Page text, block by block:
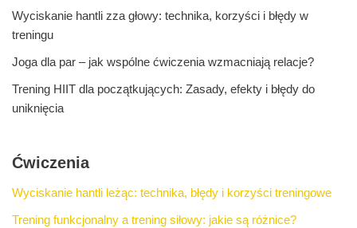
Wyciskanie hantli zza głowy: technika, korzyści i błędy w
treningu
Joga dla par – jak wspólne ćwiczenia wzmacniają relacje?
Trening HIIT dla początkujących: Zasady, efekty i błędy do
uniknięcia
Ćwiczenia
Wyciskanie hantli leżąc: technika, błędy i korzyści treningowe
Trening funkcjonalny a trening siłowy: jakie są różnice?